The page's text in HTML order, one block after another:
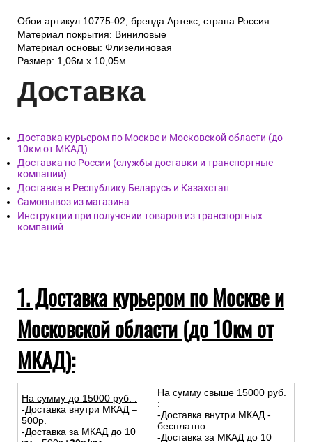
Обои артикул 10775-02, бренда Артекс, страна Россия.
Материал покрытия: Виниловые
Материал основы: Флизелиновая
Размер: 1,06м х 10,05м
Доставка
Доставка курьером по Москве и Московской области (до
10км от МКАД)
Доставка по России (службы доставки и транспортные
компании)
Доставка в Республику Беларусь и Казахстан
Самовывоз из магазина
Инструкции при получении товаров из транспортных
компаний
1. Доставка курьером по Москве и
Московской области (до 10км от
МКАД):
На сумму до 15000 руб. :
-Доставка внутри МКАД –
500р.
-Доставка за МКАД до 10
На сумму свыше 15000 руб.
:
-Доставка внутри МКАД -
бесплатно
-Доставка за МКАД до 10